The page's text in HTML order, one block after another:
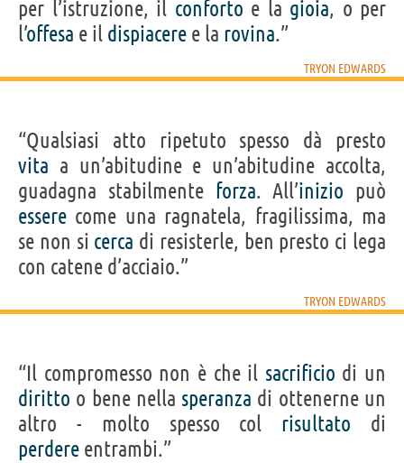
per l’istruzione, il conforto e la gioia, o per
l’offesa e il dispiacere e la rovina.”
TRYON EDWARDS
“Qualsiasi atto ripetuto spesso dà presto
vita a un’abitudine e un’abitudine accolta,
guadagna stabilmente forza. All’inizio può
essere come una ragnatela, fragilissima, ma
se non si cerca di resisterle, ben presto ci lega
con catene d’acciaio.”
TRYON EDWARDS
“Il compromesso non è che il sacrificio di un
diritto o bene nella speranza di ottenerne un
altro - molto spesso col risultato di
perdere entrambi.”